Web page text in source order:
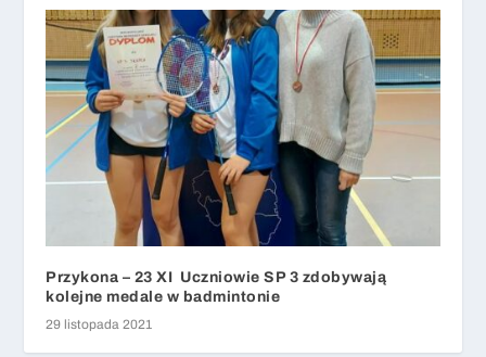
Przykona – 23 XI Uczniowie SP 3 zdobywają
kolejne medale w badmintonie
29 listopada 2021